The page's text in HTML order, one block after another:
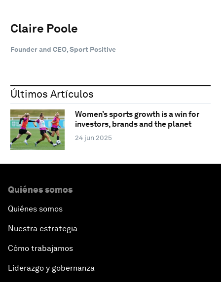
Claire Poole
Founder and CEO, Sport Positive
Últimos Artículos
Women’s sports growth is a win for
investors, brands and the planet
24 jun 2025
Quiénes somos
Quiénes somos
Nuestra estrategia
Cómo trabajamos
Liderazgo y gobernanza